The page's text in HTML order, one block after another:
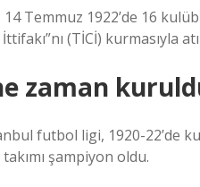
Temmuz 1922’de 16
(TİCİ) kurmasıyla
zaman
futbol ligi, 1920-22’de
şampiyon oldu.